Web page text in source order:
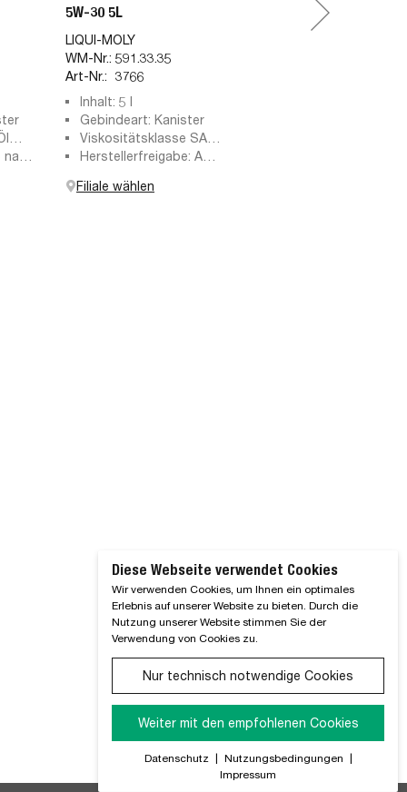
5W-30 5L
LIQUI-MOLY
WM-Nr.: 591.33.35
Art-Nr.: 3766
Inhalt: 5 l
Gebindeart: Kanister
Viskositätsklasse SAE:
5W-30
Herstellerfreigabe: API
Filiale wählen
Diese Webseite verwendet Cookies
Wir verwenden Cookies, um Ihnen ein optimales
Erlebnis auf unserer Website zu bieten. Durch die
Nutzung unserer Website stimmen Sie der
Verwendung von Cookies zu.
Nur technisch notwendige Cookies
Weiter mit den empfohlenen Cookies
Datenschutz | Nutzungsbedingungen |
Impressum